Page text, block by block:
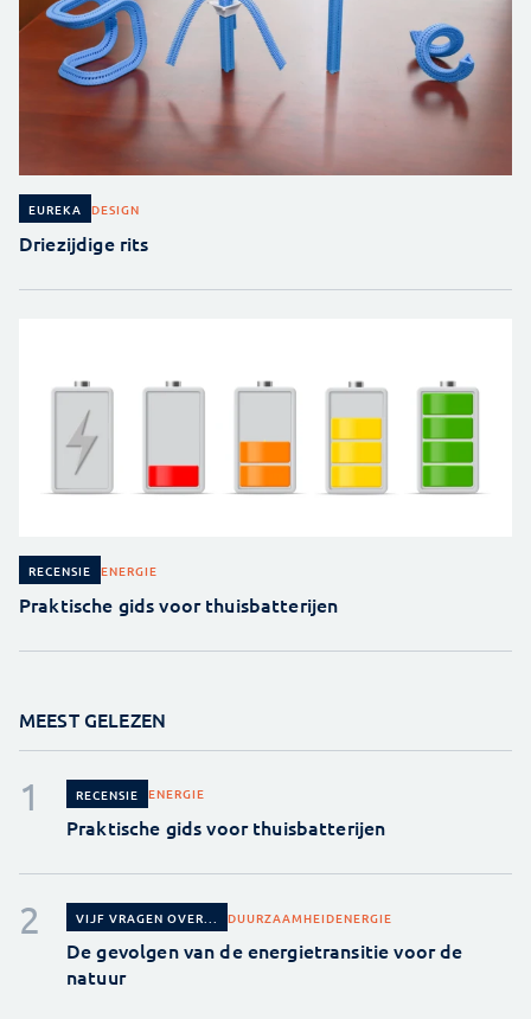
EUREKA DESIGN
Driezijdige rits
RECENSIE ENERGIE
Praktische gids voor thuisbatterijen
MEEST GELEZEN
RECENSIE ENERGIE
Praktische gids voor thuisbatterijen
VIJF VRAGEN OVER... DUURZAAMHEIDENERGIE
De gevolgen van de energietransitie voor de
natuur